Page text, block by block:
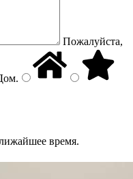
Пожалуйста,
.
время.